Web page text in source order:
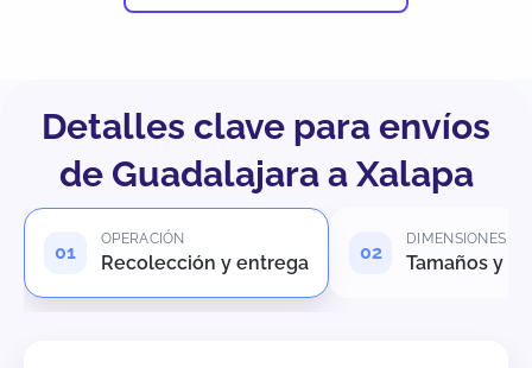
Detalles clave para envíos
de Guadalajara a Xalapa
OPERACIÓN
Recolección y entrega
DIMENSIONES
Tamaños y